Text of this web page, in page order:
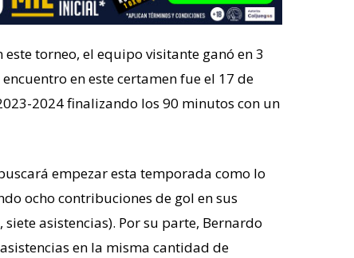
torneo, el equipo visitante ganó en 3
en este certamen fue el 17 de
2024 finalizando los 90 minutos con un
empezar esta temporada como lo
ocho contribuciones de gol en sus
asistencias). Por su parte, Bernardo
en la misma cantidad de